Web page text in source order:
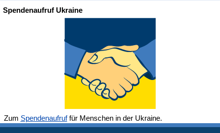
Spendenaufruf Ukraine
Zum Spendenaufruffür Menschen in der Ukraine.